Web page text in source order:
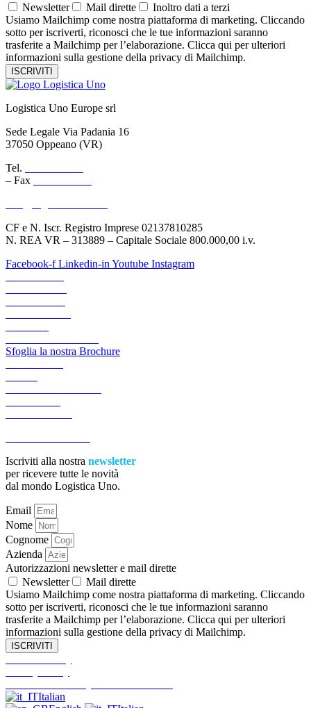
Newsletter
Mail dirette
Inoltro dati a terzi
Usiamo Mailchimp come nostra piattaforma di marketing. Cliccando
sotto per iscriverti, riconosci che le tue informazioni saranno
trasferite a Mailchimp per l’elaborazione. Clicca qui per ulteriori
informazioni sulla gestione della privacy di Mailchimp.
ISCRIVITI
Logistica Uno Europe srl
Sede Legale Via Padania 16
37050 Oppeano (VR)
Tel.
– Fax
CF e N. Iscr. Registro Imprese 02137810285
N. REA VR – 313889 – Capitale Sociale 800.000,00 i.v.
Facebook-f Linkedin-in Youtube Instagram
Sfoglia la nostra Brochure
Iscriviti alla nostra newsletter
per ricevere tutte le novità
dal mondo Logistica Uno.
Email
Nome
Cognome
Azienda
Autorizzazioni newsletter e mail dirette
Newsletter
Mail dirette
Usiamo Mailchimp come nostra piattaforma di marketing. Cliccando
sotto per iscriverti, riconosci che le tue informazioni saranno
trasferite a Mailchimp per l’elaborazione. Clicca qui per ulteriori
informazioni sulla gestione della privacy di Mailchimp.
ISCRIVITI
Italian